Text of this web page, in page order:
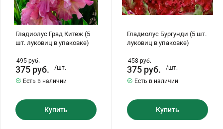
Гладиолус Град Китеж (5
шт. луковиц в упаковке)
495руб.
375 руб.
/шт.
Есть в наличии
Купить
Гладиолус Бургунди (5 шт.
луковиц в упаковке)
458руб.
375 руб.
/шт.
Есть в наличии
Купить